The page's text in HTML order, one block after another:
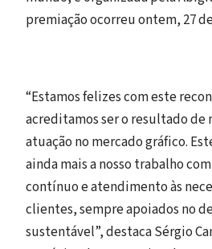
premiação ocorreu ontem, 27
“Estamos felizes com este
acreditamos ser o resultado de
atuação no mercado gráfico.
ainda mais a nosso trabalho
contínuo e atendimento às
clientes, sempre apoiados no
sustentável”, destaca Sérgio